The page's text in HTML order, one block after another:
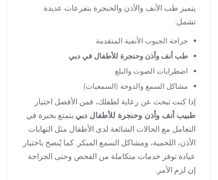
يتميز طب الأنف والأذن والحنجرة بتفرعات عديدة
تشمل:
جراحة الجيوب الأنفية المتقدمة
طب أنف وأذن وحنجرة للأطفال في دبي
اضطرابات الصوت والبلع
مشاكل السمع والدوخة (السمعيات)
إذا كنت تبحث عن رعاية لطفلك، فمن الأفضل اختيار
طبيب أنف وأذن وحنجرة للأطفال دبي يتمتع بخبرة في
التعامل مع الحالات الشائعة لدى الأطفال مثل التهابات
الأذن، اللحمية، ومشاكل السمع المبكر. كما يُنصح باختيار
عيادة توفر خدمات متكاملة من الفحص وحتى الجراحة
إن لزم الأمر.